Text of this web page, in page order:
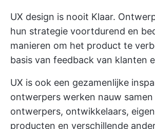
UX design is nooit Klaar.
hun strategie voortdurend en
manieren om het product te
basis van feedback van klanten
UX is ook een gezamenlijke
ontwerpers werken nauw samen
ontwerpers, ontwikkelaars,
producten en verschillende